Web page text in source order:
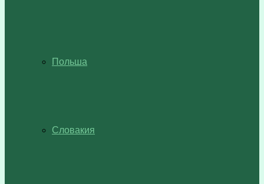
Польша
Словакия